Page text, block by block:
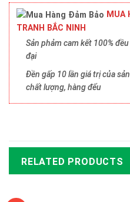
MUA
TRANH BẮC NINH
Sản phảm cam kết 100%
đại
Đền gấp 10 lần giá trị của
chất lượng, hàng đểu
RELATED PRODUCTS